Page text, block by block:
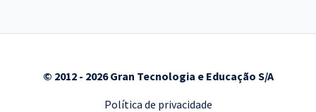
© 2012 - 2026 Gran Tecnologia e Educação S/A
Política de privacidade